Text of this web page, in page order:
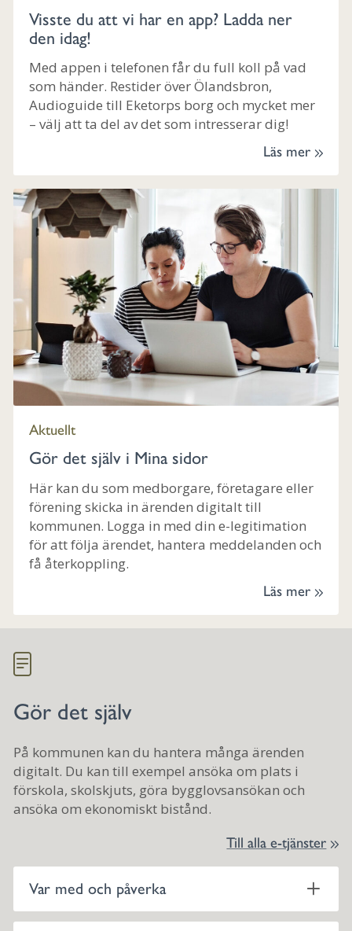
Visste du att vi har en app? Ladda ner
den idag!
Med appen i telefonen får du full koll på vad
som händer. Restider över Ölandsbron,
Audioguide till Eketorps borg och mycket mer
– välj att ta del av det som intresserar dig!
Läs mer
Aktuellt
Gör det själv i Mina sidor
Här kan du som medborgare, företagare eller
förening skicka in ärenden digitalt till
kommunen. Logga in med din e-legitimation
för att följa ärendet, hantera meddelanden och
få återkoppling.
Läs mer
Gör det själv
På kommunen kan du hantera många ärenden
digitalt. Du kan till exempel ansöka om plats i
förskola, skolskjuts, göra bygglovsansökan och
ansöka om ekonomiskt bistånd.
Till alla e-tjänster
Var med och påverka